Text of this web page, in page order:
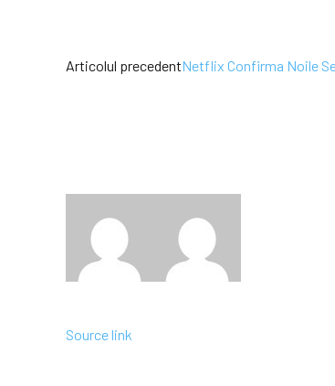
Articolul precedentNetflix Confirma Noile
Source link